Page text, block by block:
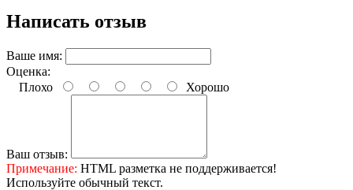
Написать отзыв
Ваше имя:
Оценка:
Плохо
Хорошо
Ваш отзыв:
Примечание: HTML разметка не поддерживается!
Используйте обычный текст.